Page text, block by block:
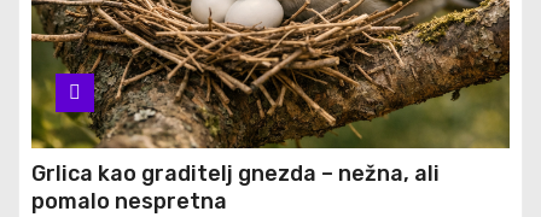
Grlica kao graditelj gnezda – nežna, ali
pomalo nespretna